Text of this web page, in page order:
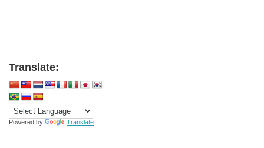
Translate:
Powered by Translate